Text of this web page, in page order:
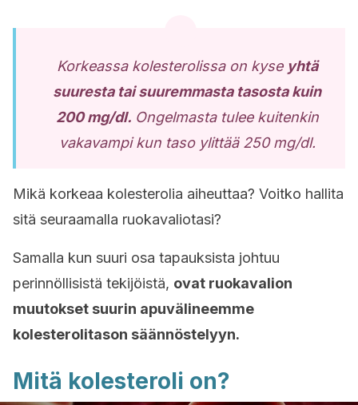
Korkeassa kolesterolissa on kyse yhtä
suuresta tai suuremmasta tasosta kuin
200 mg/dl. Ongelmasta tulee kuitenkin
vakavampi kun taso ylittää 250 mg/dl.
Mikä korkeaa kolesterolia aiheuttaa? Voitko hallita
sitä seuraamalla ruokavaliotasi?
Samalla kun suuri osa tapauksista johtuu
perinnöllisistä tekijöistä, ovat ruokavalion
muutokset suurin apuvälineemme
kolesterolitason säännöstelyyn.
Mitä kolesteroli on?